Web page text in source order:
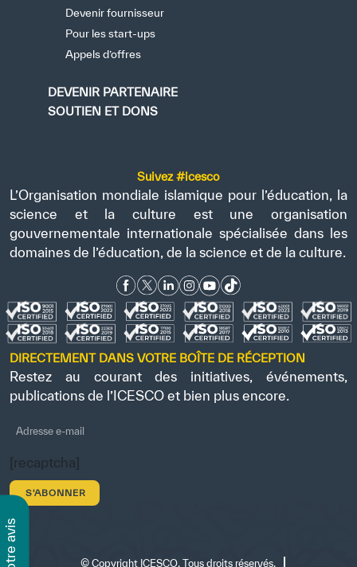
s
Devenir fournisseur
Pour les start-ups
Appels d’offres
DEVENIR PARTENAIRE
SOUTIEN ET DONS
Suivez #icesco
L’Organisation mondiale islamique pour l’éducation, la
science et la culture est une organisation
gouvernementale internationale spécialisée dans les
domaines de l’éducation, de la science et de la culture.
DIRECTEMENT DANS VOTRE BOÎTE DE RÉCEPTION
Restez au courant des initiatives, événements,
publications de l’ICESCO et bien plus encore.
[recaptcha]
© Copyright ICESCO. Tous droits réservés.